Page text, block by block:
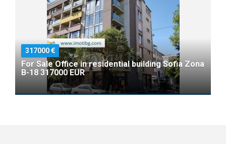
317000
For Sale Office in residential building Sofia Zona
B-18 317000 EUR